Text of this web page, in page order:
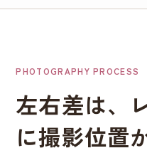
PHOTOGRAPHY PROCESS
左右差は、
に撮影位置